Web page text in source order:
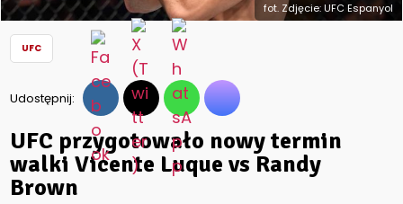
fot. Zdjęcie: UFC Espanyol
UFC
Udostępnij:
UFC przygotowało nowy termin
walki Vicente Luque vs Randy
Brown